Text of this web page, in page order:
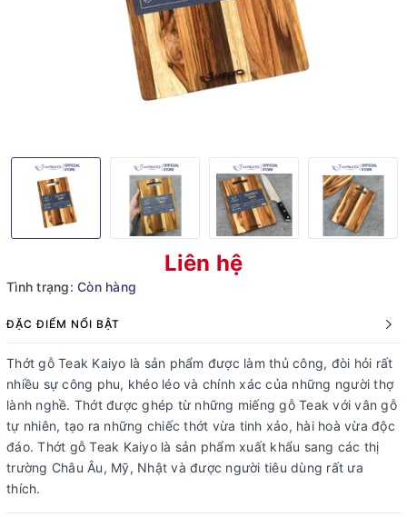
Liên hệ
Tình trạng: Còn hàng
ĐẶC ĐIỂM NỔI BẬT
Thớt gỗ Teak Kaiyo là sản phẩm được làm thủ công, đòi hỏi rất
nhiều sự công phu, khéo léo và chính xác của những người thợ
lành nghề. Thớt được ghép từ những miếng gỗ Teak với vân gỗ
tự nhiên, tạo ra những chiếc thớt vừa tinh xảo, hài hoà vừa độc
đáo. Thớt gỗ Teak Kaiyo là sản phẩm xuất khẩu sang các thị
trường Châu Âu, Mỹ, Nhật và được người tiêu dùng rất ưa
thích.